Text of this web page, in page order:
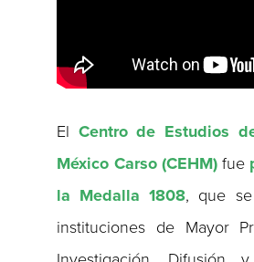
El Centro de Estudios
México Carso (CEHM)fue
la Medalla 1808, que
instituciones de Mayor